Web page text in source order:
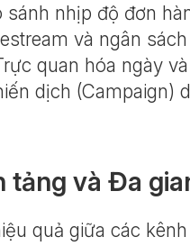
sánh nhịp độ đơn
và ngân
quan hóa ngày
dịch (Campaign)
tảng và Đa
quả giữa các